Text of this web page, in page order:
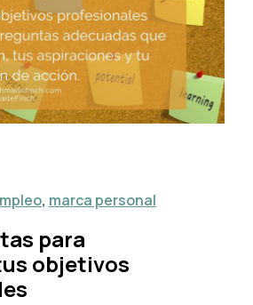
, marca personal
para
objetivos